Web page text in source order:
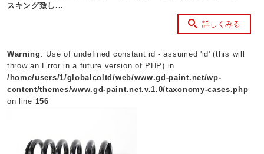
スキング致し...
詳しくみる
Warning : Use of undefined constant id - assumed 'id' (this will
throw an Error in a future version of PHP) in
/home/users/1/globalcoltd/web/www.gd-paint.net/wp-
content/themes/www.gd-paint.net.v.1.0/taxonomy-cases.php
on line 156